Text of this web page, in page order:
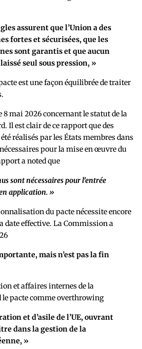
assurent que l’Union a des
fortes et sécurisées, que les
sont garantis et que aucun
laissé seul sous pression, »
est une façon équilibrée de traiter
8 mai 2026 concernant le statut de la
Il est clair de ce rapport que des
réalisés par les États membres dans
pour la mise en œuvre du
a noted que
sont nécessaires pour l’entrée
application. »
du pacte nécessite encore
date effective. La Commission a
mais n’est pas la fin
et affaires internes de la
pacte comme overthrowing
et d’asile de l’UE, ouvrant
dans la gestion de la
»